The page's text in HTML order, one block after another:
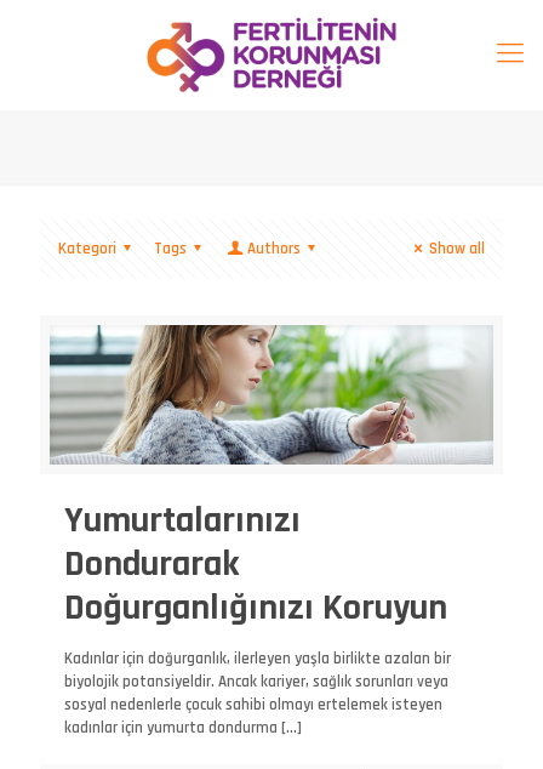
Kategori Tags Authors Show all
Yumurtalarınızı
Dondurarak
Doğurganlığınızı Koruyun
Kadınlar için doğurganlık, ilerleyen yaşla birlikte azalan bir
biyolojik potansiyeldir. Ancak kariyer, sağlık sorunları veya
sosyal nedenlerle çocuk sahibi olmayı ertelemek isteyen
kadınlar için yumurta dondurma […]